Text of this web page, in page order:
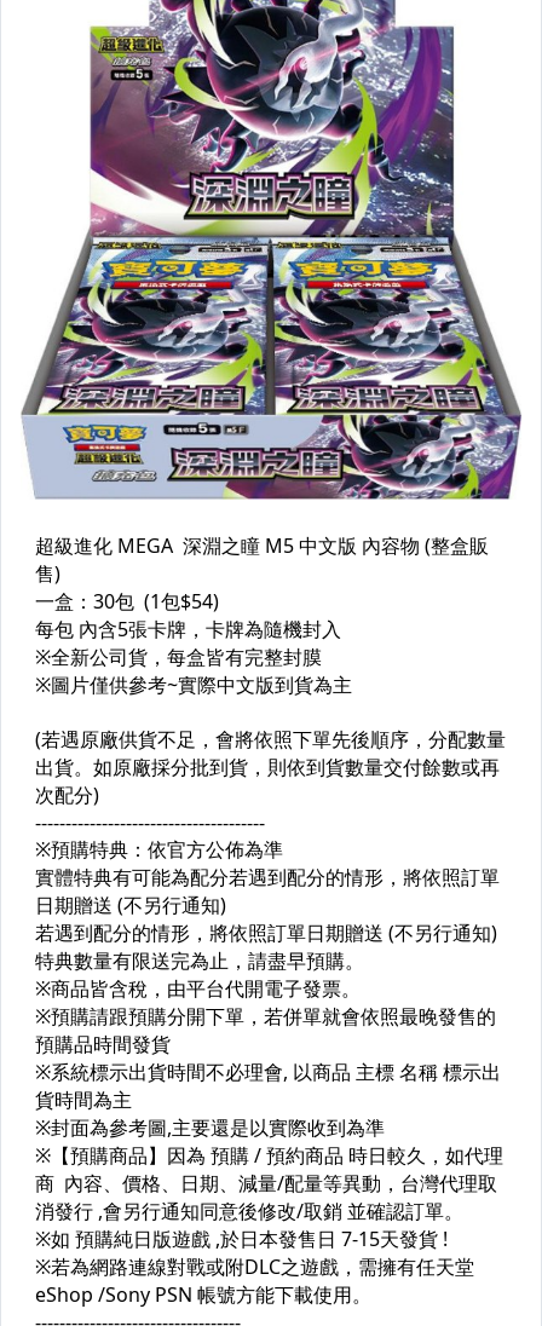
iRobot/Braava/Scooba 掃地機器人配件
Mack s 耳塞
COSCO-W廠商直寄專區
COSCO代購 食品 飲料專區
COSCO代購 美容/個人衛生用品專區
COSCO代購 廚房家電 餐廚用品專區
COSCO代購 居家清潔日用 寵物專區
其他-美國直購專區
其他-東京直購專區
進口防摔保護殼 Apple Samsung Google專區
保健食品
一般食品
電腦周邊
生活小家電
其它